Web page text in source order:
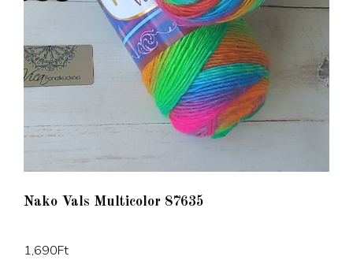
Nako Vals Multicolor 87635
1,690Ft